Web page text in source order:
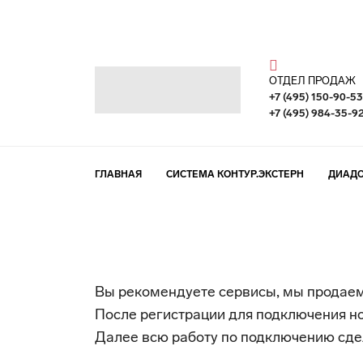
ОТДЕЛ ПРОДАЖ
+7 (495) 150-90-53
+7 (495) 984-35-
ГЛАВНАЯ СИСТЕМА КОНТУР.ЭКСТЕРН
Вы рекомендуете сервисы, мы
После регистрации для подключения
Далее всю работу по подключению